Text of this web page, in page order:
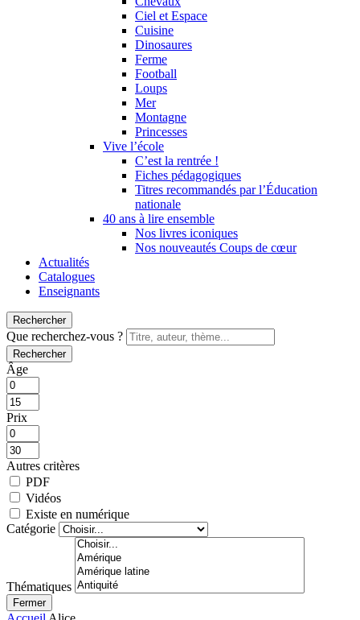
Ciel et Espace
Cuisine
Dinosaures
Ferme
Football
Loups
Mer
Montagne
Princesses
Vive l’école
C’est la rentrée !
Fiches pédagogiques
Titres recommandés par l’Éducation
nationale
40 ans à lire ensemble
Nos livres iconiques
Nos nouveautés Coups de cœur
Actualités
Catalogues
Enseignants
Rechercher
Que recherchez-vous ?
Rechercher
Âge
Prix
Autres critères
PDF
Vidéos
Existe en numérique
Catégorie
Thématiques
Fermer